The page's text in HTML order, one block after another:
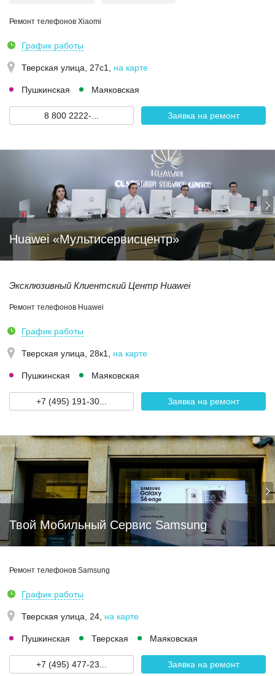
Ремонт телефонов Xiaomi
График работы
Тверская улица, 27с1 на карте
Пушкинская Маяковская
8 800 2222-... Заявка на ремонт
Huawei «Мультисервисцентр»
Эксклюзивный Клиентский Центр Huawei
Ремонт телефонов Huawei
График работы
Тверская улица, 28к1 на карте
Пушкинская Маяковская
+7 (495) 191-30... Заявка на ремонт
Твой Мобильный Сервис Samsung
Ремонт телефонов Samsung
График работы
Тверская улица, 24 на карте
Пушкинская Тверская Маяковская
+7 (495) 477-23... Заявка на ремонт